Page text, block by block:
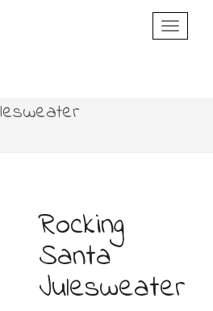
Toggle
Rocking
Santa
Julesweater